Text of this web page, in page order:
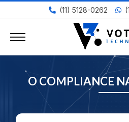
(11) 5128-0262
O COMPLIANCE